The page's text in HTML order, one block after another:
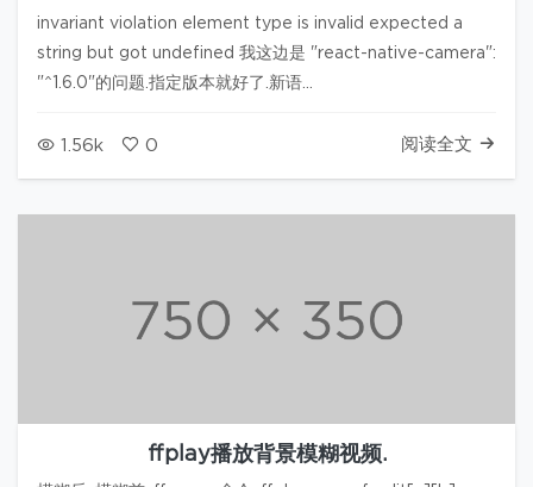
invariant violation element type is invalid expected a
string but got undefined 我这边是 "react-native-camera":
"^1.6.0"的问题.指定版本就好了.新语…
1.56k 0 阅读全文
ffplay播放背景模糊视频.